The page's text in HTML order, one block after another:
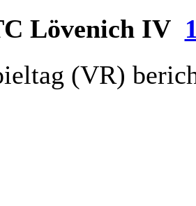
Lövenich IV
(VR)